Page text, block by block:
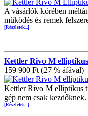
A vásárlók körében
működés és remek
[Részletek...]
Kettler Rivo M
159 900 Ft (27 % áfával)
Kettler Rivo M elliptikus
gép nem csak
[Részletek...]